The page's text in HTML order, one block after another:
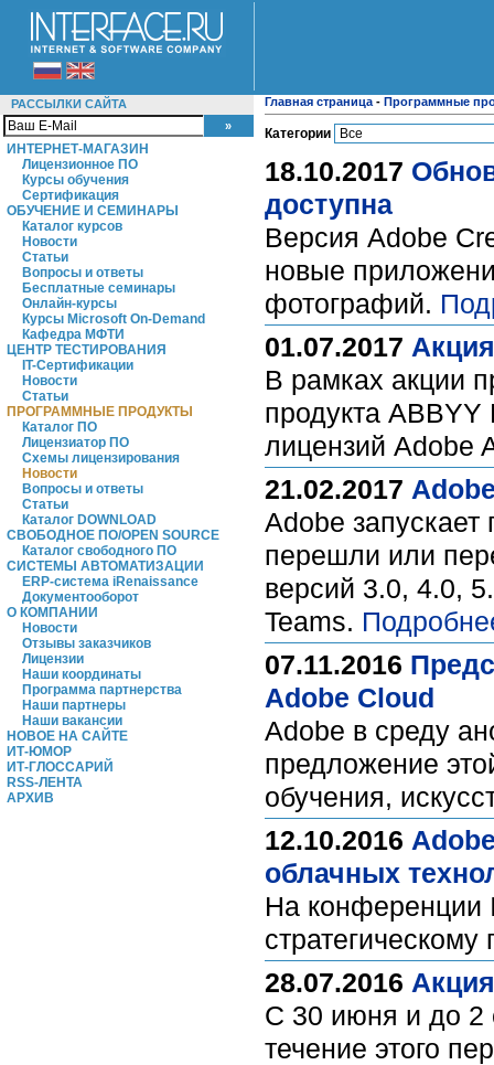
РАССЫЛКИ САЙТА
ИНТЕРНЕТ-МАГАЗИН
Лицензионное ПО
Курсы обучения
Сертификация
ОБУЧЕНИЕ И СЕМИНАРЫ
Каталог курсов
Новости
Статьи
Вопросы и ответы
Бесплатные семинары
Онлайн-курсы
Курсы Microsoft On-Demand
Кафедра МФТИ
ЦЕНТР ТЕСТИРОВАНИЯ
IT-Сертификации
Новости
Статьи
ПРОГРАММНЫЕ ПРОДУКТЫ
Каталог ПО
Лицензиатор ПО
Схемы лицензирования
Новости
Вопросы и ответы
Статьи
Каталог DOWNLOAD
СВОБОДНОЕ ПО/OPEN SOURCE
Каталог свободного ПО
СИСТЕМЫ АВТОМАТИЗАЦИИ
ERP-система iRenaissance
Документооборот
О КОМПАНИИ
Новости
Отзывы заказчиков
Лицензии
Наши координаты
Программа партнерства
Наши партнеры
Наши вакансии
НОВОЕ НА САЙТЕ
ИТ-ЮМОР
ИТ-ГЛОССАРИЙ
RSS-ЛЕНТА
АРХИВ
Главная страница - Программные
Категории
18.10.2017
доступна
Версия Adobe
новые
фотографий.
01.07.2017
В рамках акции
продукта
лицензий Adobe
21.02.2017
Adobe
перешли или
версий 3.0, 4.0,
Teams.
07.11.2016
Adobe Cloud
Adobe в среду
предложение
обучения,
12.10.2016
облачных
На конференции
стратегическому
28.07.2016
С 30 июня и до 2
течение этого